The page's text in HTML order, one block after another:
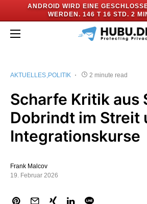
ANDROID WIRD EINE
WERDEN. 146 T 16 STD. 2
AKTUELLES POLITIK 2 minute read
Scharfe Kritik aus
Dobrindt im Streit
Integrationskurse
Frank Malcov
19. Februar 2026